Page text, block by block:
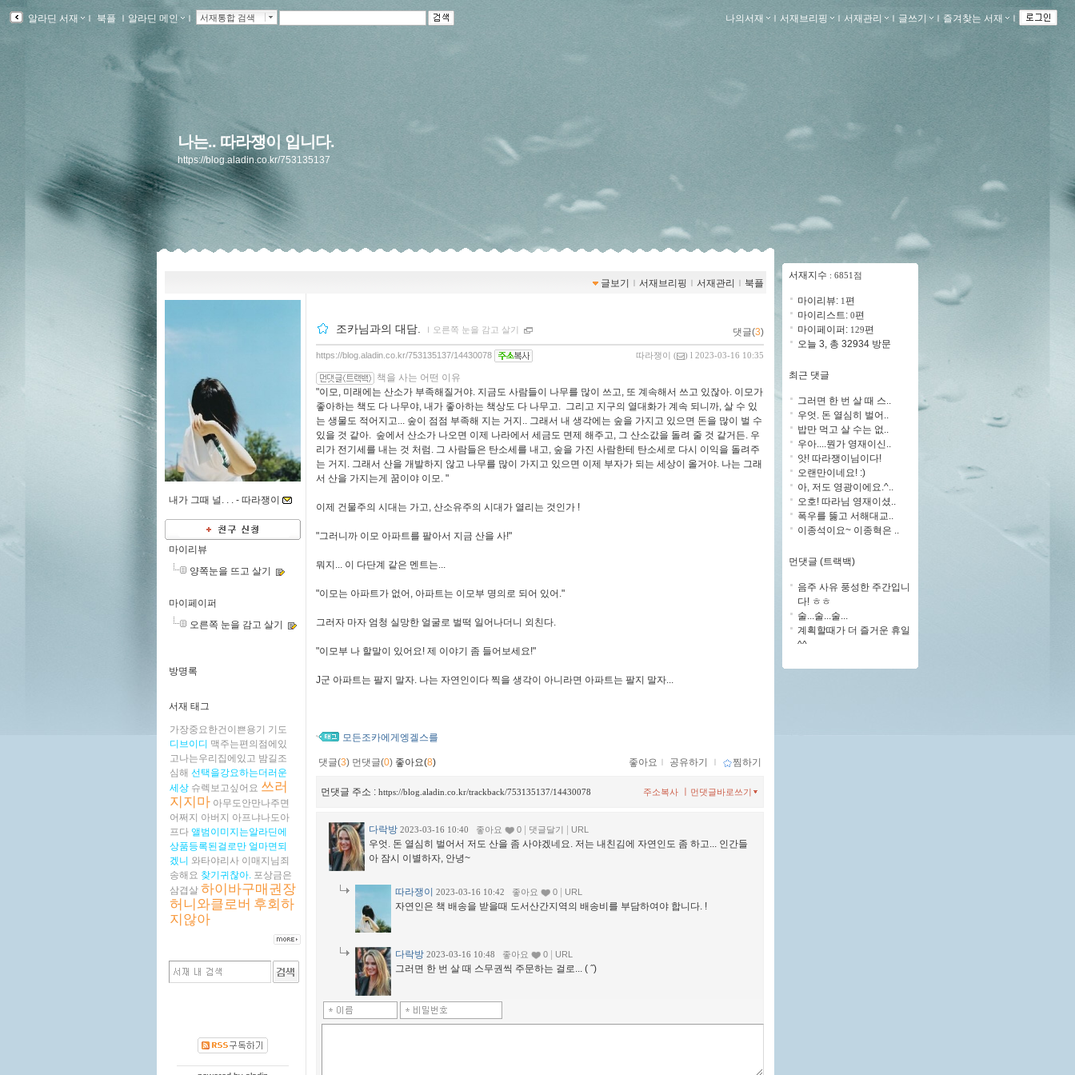
알라딘 서재 ｌ 북플 ｌ 알라딘 메인 ｌ 서재통합 검색 나의서재 ｌ 서재브리핑 ｌ 서재관리 ｌ 글쓰기 ｌ 즐겨찾는 서재 ｌ
나는.. 따라쟁이 입니다.
https://blog.aladin.co.kr/753135137
글보기 ｌ 서재브리핑 ｌ 서재관리 ｌ 북플
내가 그때 널. . . - 따라쟁이
마이리뷰
양쪽눈을 뜨고 살기
마이페이퍼
오른쪽 눈을 감고 살기
방명록
서재 태그
가장중요한건이쁜용기 기도
디브이디 맥주는편의점에있
고나는우리집에있고 밤길조
심해 선택을강요하는더러운
세상 슈렉보고싶어요 쓰러
지지마 아무도안만나주면
어쩌지 아버지 아프냐나도아
프다 앨범이미지는알라딘에
상품등록된걸로만 얼마면되
겠니 와타야리사 이매지님죄
송해요 찾기귀찮아. 포상금은
삼겹살 하이바구매권장
허니와클로버 후회하
지않아
조카님과의 대담. ｌ 오른쪽 눈을 감고 살기 댓글(3)
따라쟁이 ( ) l 2023-03-16 10:35
https://blog.aladin.co.kr/753135137/14430078
책을 사는 어떤 이유
"이모, 미래에는 산소가 부족해질거야. 지금도 사람들이 나무를 많이 쓰고, 또 계속해서 쓰고 있잖아. 이모가
좋아하는 책도 다 나무야, 내가 좋아하는 책상도 다 나무고. 그리고 지구의 열대화가 계속 되니까, 살 수 있
는 생물도 적어지고... 숲이 점점 부족해 지는 거지.. 그래서 내 생각에는 숲을 가지고 있으면 돈을 많이 벌 수
있을 것 같아. 숲에서 산소가 나오면 이제 나라에서 세금도 면제 해주고, 그 산소값을 돌려 줄 것 같거든. 우
리가 전기세를 내는 것 처럼. 그 사람들은 탄소세를 내고, 숲을 가진 사람한테 탄소세로 다시 이익을 돌려주
는 거지. 그래서 산을 개발하지 않고 나무를 많이 가지고 있으면 이제 부자가 되는 세상이 올거야. 나는 그래
서 산을 가지는게 꿈이야 이모. "
이제 건물주의 시대는 가고, 산소유주의 시대가 열리는 것인가 !
"그러니까 이모 아파트를 팔아서 지금 산을 사!"
뭐지... 이 다단계 같은 멘트는...
"이모는 아파트가 없어, 아파트는 이모부 명의로 되어 있어."
그러자 마자 엄청 실망한 얼굴로 벌떡 일어나더니 외친다.
"이모부 나 할말이 있어요! 제 이야기 좀 들어보세요!"
J군 아파트는 팔지 말자. 나는 자연인이다 찍을 생각이 아니라면 아파트는 팔지 말자...
모든조카에게엥겔스를
댓글(3) 먼댓글(0) 좋아요(8) 좋아요 ｌ 공유하기 ｌ 찜하기
먼댓글 주소 : https://blog.aladin.co.kr/trackback/753135137/14430078 먼댓글바로쓰기
주소복사
다락방 2023-03-16 10:40 좋아요 0 댓글달기 URL
우엇. 돈 열심히 벌어서 저도 산을 좀 사야겠네요. 저는 내친김에 자연인도 좀 하고... 인간들
아 잠시 이별하자, 안녕~
따라쟁이 2023-03-16 10:42 좋아요 0 URL
자연인은 책 배송을 받을때 도서산간지역의 배송비를 부담하여야 합니다. !
다락방 2023-03-16 10:48 좋아요 0 URL
그러면 한 번 살 때 스무권씩 주문하는 걸로... ( ˝)
서재지수 : 6851점
마이리뷰: 1편
마이리스트: 0편
마이페이퍼: 129편
오늘 3, 총 32934 방문
최근 댓글
그러면 한 번 살 때 스..
우엇. 돈 열심히 벌어..
밥만 먹고 살 수는 없..
우아....뭔가 영재이신..
앗! 따라쟁이님이다!
오랜만이네요! :)
아, 저도 영광이에요.^..
오호! 따라님 영재이셨..
폭우를 뚫고 서해대교..
이종석이요~ 이종혁은 ..
먼댓글 (트랙백)
음주 사유 풍성한 주간입니
다! ㅎㅎ
술...술...술...
계획할때가 더 즐거운 휴일
^^